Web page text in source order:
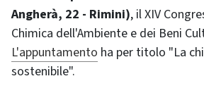
Angherà, 22 - Rimini), il XIV
Chimica dell'Ambiente e dei Beni
L'appuntamento ha per titolo "La
sostenibile".